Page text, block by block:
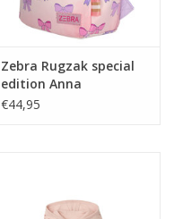
Zebra Rugzak special
edition Anna
€44,95